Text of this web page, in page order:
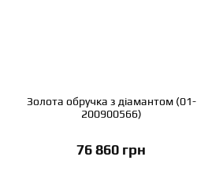
Золота обручка з діамантом (01-
200900566)
76 860 грн
До кошика